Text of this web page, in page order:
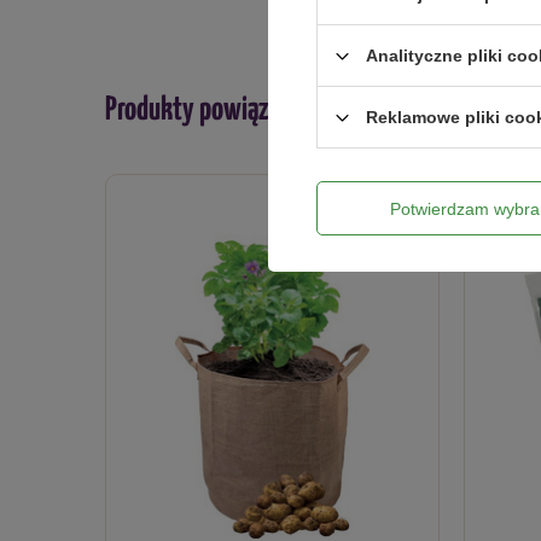
Produkty powiązane
Analityczne pliki
Reklamowe pliki
Potwierdzam